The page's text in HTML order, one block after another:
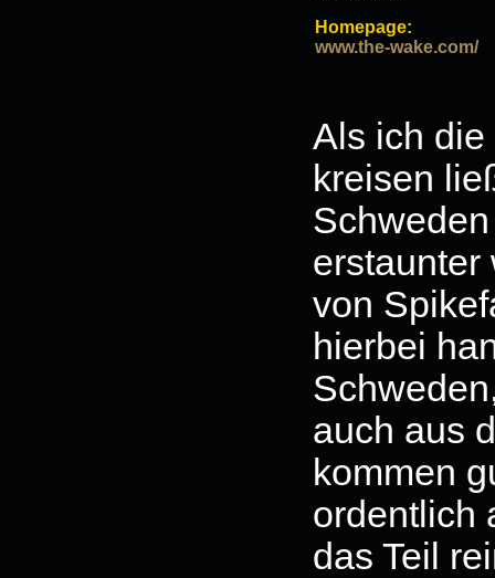
Homepage:
www.the-wake.com/
Als ich
kreisen
erstaunter
von
hierbei
auch aus
kommen
ordentlich
das Teil